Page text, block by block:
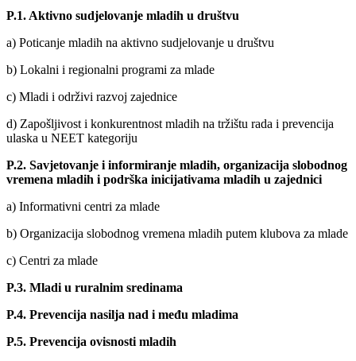
P.1. Aktivno sudjelovanje mladih u društvu
a) Poticanje mladih na aktivno sudjelovanje u društvu
b) Lokalni i regionalni programi za mlade
c) Mladi i održivi razvoj zajednice
d) Zapošljivost i konkurentnost mladih na tržištu rada i prevencija
ulaska u NEET kategoriju
P.2. Savjetovanje i informiranje mladih, organizacija slobodnog
vremena mladih i podrška inicijativama mladih u zajednici
a) Informativni centri za mlade
b) Organizacija slobodnog vremena mladih putem klubova za mlade
c) Centri za mlade
P.3. Mladi u ruralnim sredinama
P.4. Prevencija nasilja nad i među mladima
P.5. Prevencija ovisnosti mladih